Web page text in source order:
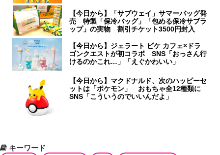
【今日から】「サブウェイ」サマーバッグ発
売 特製「保冷バッグ」「包める保冷サブラ
ップ」の実物 割引チケット3500円封入
【今日から】ジェラート ピケ カフェ×ドラ
ゴンクエストが初コラボ SNS「おっさん行
けるのかこれ…」「えぐかわいい」
【今日から】マクドナルド、次のハッピーセ
ットは「ポケモン」 おもちゃ全12種類に
SNS「こういうのでいいんだよ」
キーワード